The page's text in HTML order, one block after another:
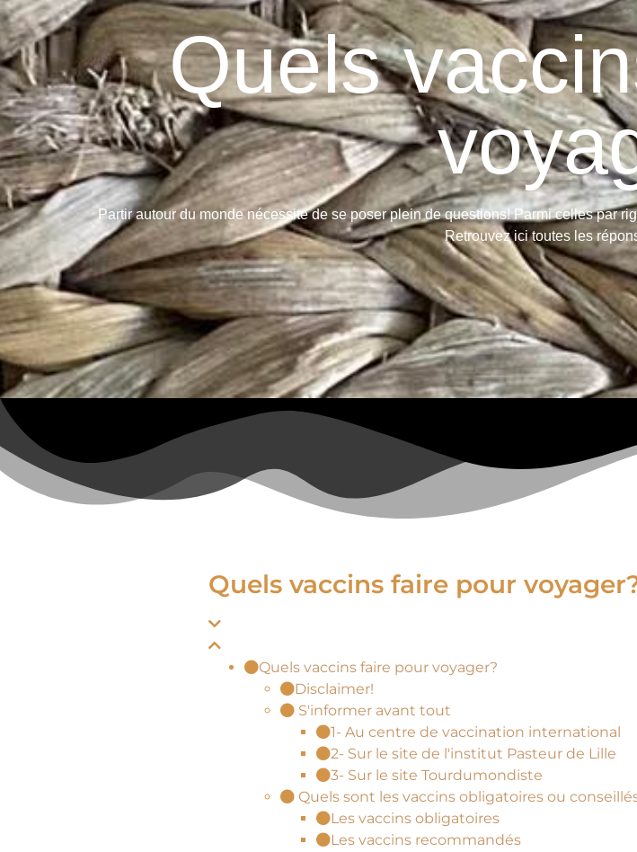
Quels
Partir autour du monde nécessite de se poser plein de questions! Parmi celles par
Retrouvez ici toutes les
Quels vaccins faire pour
Quels vaccins faire pour voyager?
Disclaimer!
S'informer avant tout
1- Au centre de vaccination international
2- Sur le site de l'institut Pasteur de Lille
3- Sur le site Tourdumondiste
Quels sont les vaccins obligatoires ou
Les vaccins obligatoires
Les vaccins recommandés